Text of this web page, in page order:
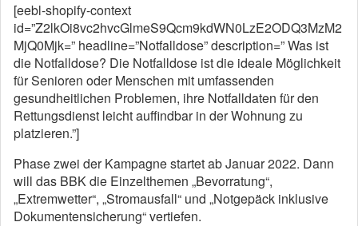
[eebl-shopify-context
id=”Z2lkOi8vc2hvcGlmeS9Qcm9kdWN0LzE2ODQ3MzM2
MjQ0Mjk=” headline=”Notfalldose” description=” Was ist
die Notfalldose? Die Notfalldose ist die ideale Möglichkeit
für Senioren oder Menschen mit umfassenden
gesundheitlichen Problemen, ihre Notfalldaten für den
Rettungsdienst leicht auffindbar in der Wohnung zu
platzieren.”]
Phase zwei der Kampagne startet ab Januar 2022. Dann
will das BBK die Einzelthemen „Bevorratung“,
„Extremwetter“, „Stromausfall“ und „Notgepäck inklusive
Dokumentensicherung“ vertiefen.